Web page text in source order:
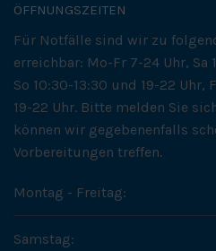
ÖFFNUNGSZEITEN
Für Notfälle sind wir zu
erreichbar: Mo-Fr 7-24 Uhr, Sa
So 10:30-13:30 und 19-22 Uhr,
19-22 Uhr. Bitte melden Sie
können wir gegebenenfalls
Vorbereitungen treffen.
Montag - Freitag:
Samstag: